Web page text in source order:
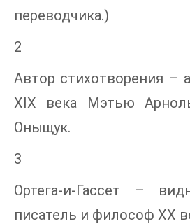
переводчика.)
2
Автор стихотворения –
XIX века Мэтью
Оныщук.
3
Ортега-и-Гассет –
писатель и философ XX